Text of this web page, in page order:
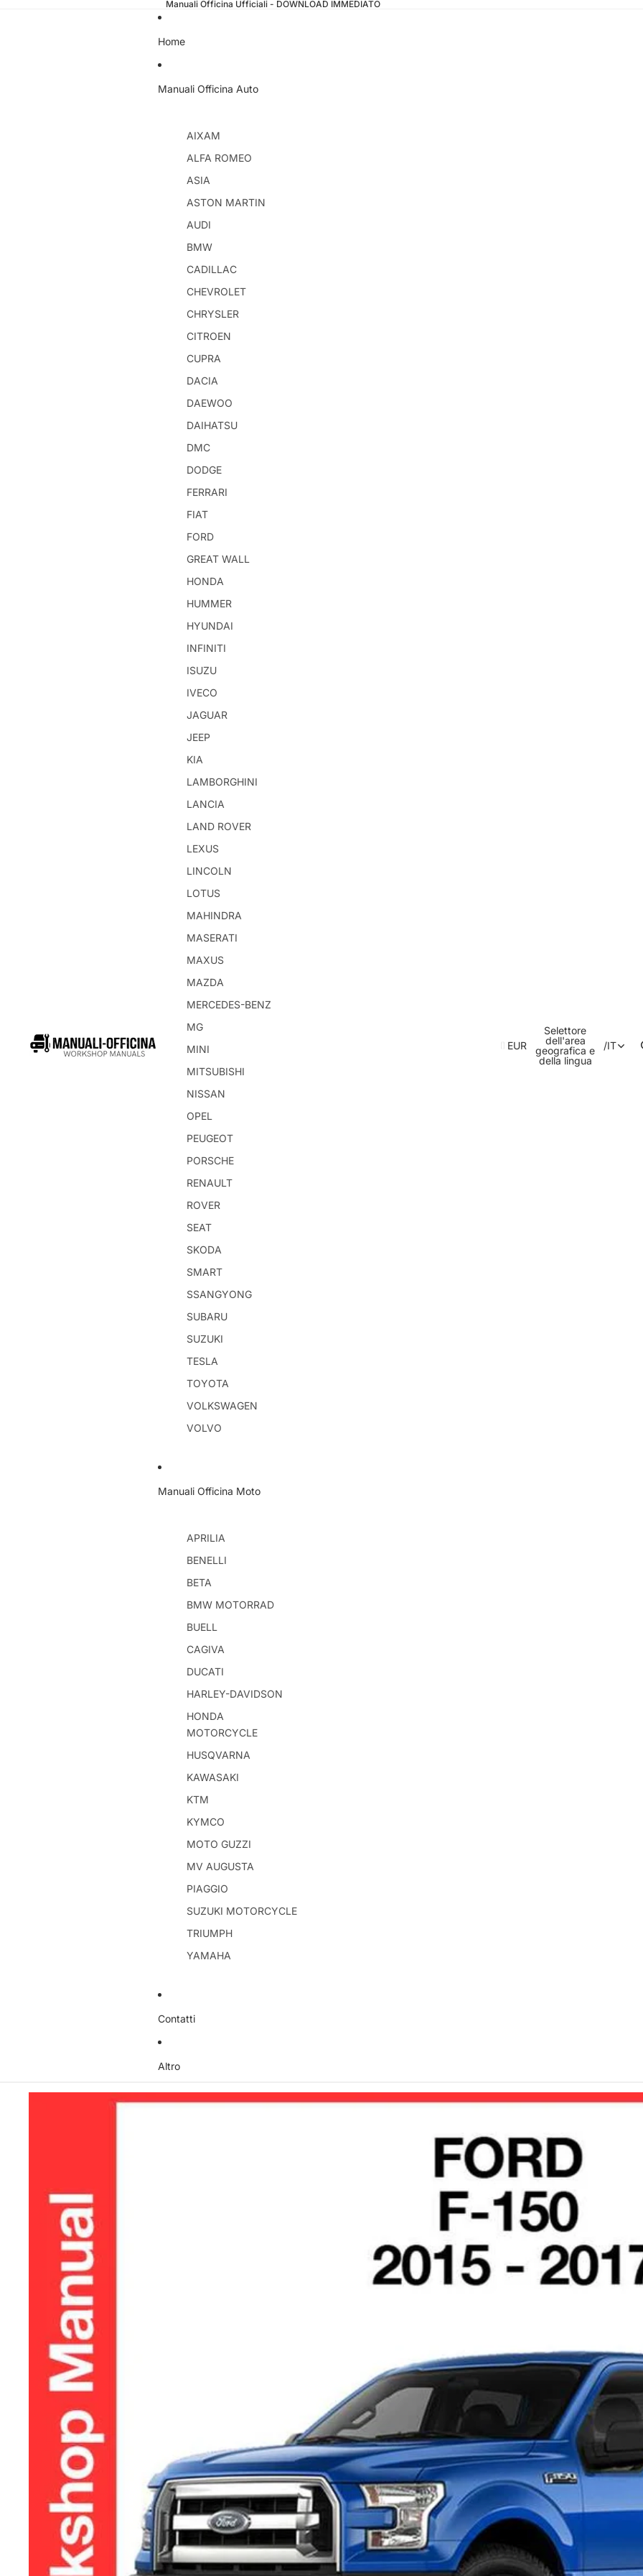
Manuali Officina Ufficiali - DOWNLOAD IMMEDIATO
Home
Manuali Officina Auto
AIXAM
ALFA ROMEO
ASIA
ASTON MARTIN
AUDI
BMW
CADILLAC
CHEVROLET
CHRYSLER
CITROEN
CUPRA
DACIA
DAEWOO
DAIHATSU
DMC
DODGE
FERRARI
FIAT
FORD
GREAT WALL
HONDA
HUMMER
HYUNDAI
INFINITI
ISUZU
IVECO
JAGUAR
JEEP
KIA
LAMBORGHINI
LANCIA
LAND ROVER
LEXUS
LINCOLN
LOTUS
MAHINDRA
MASERATI
MAXUS
MAZDA
MERCEDES-BENZ
MG
MINI
MITSUBISHI
NISSAN
OPEL
PEUGEOT
PORSCHE
RENAULT
ROVER
SEAT
SKODA
SMART
SSANGYONG
SUBARU
SUZUKI
TESLA
TOYOTA
VOLKSWAGEN
VOLVO
Manuali Officina Moto
APRILIA
BENELLI
BETA
BMW MOTORRAD
BUELL
CAGIVA
DUCATI
HARLEY-DAVIDSON
HONDA
MOTORCYCLE
HUSQVARNA
KAWASAKI
KTM
KYMCO
MOTO GUZZI
MV AUGUSTA
PIAGGIO
SUZUKI MOTORCYCLE
TRIUMPH
YAMAHA
Contatti
Altro
EUR
Selettore
dell'area
geografica e
della lingua
/IT